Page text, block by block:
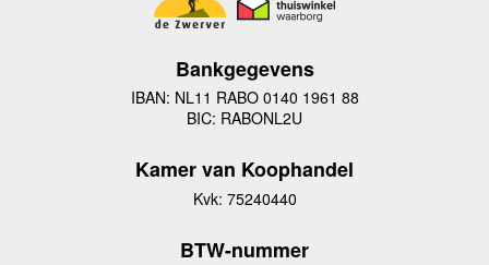
Bankgegevens
IBAN: NL11 RABO 0140 1961 88
BIC: RABONL2U
Kamer van Koophandel
Kvk: 75240440
BTW-nummer